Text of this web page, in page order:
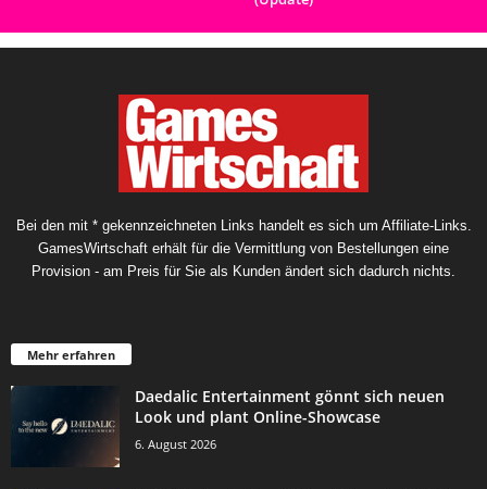
Bei den mit * gekennzeichneten Links handelt es sich um Affiliate-Links.
GamesWirtschaft erhält für die Vermittlung von Bestellungen eine
Provision - am Preis für Sie als Kunden ändert sich dadurch nichts.
Mehr erfahren
Daedalic Entertainment gönnt sich neuen
Look und plant Online-Showcase
6. August 2026